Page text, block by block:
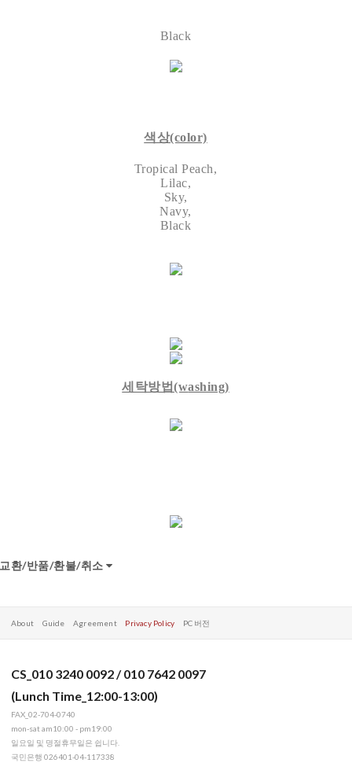
Black
색상(color)
Tropical Peach,
Lilac,
Sky,
Navy,
Black
세탁방법(washing)
교환/반품/환불/취소
About Guide Agreement Privacy Policy PC 버전
CS_010 3240 0092 / 010 7642 0097
(Lunch Time_12:00-13:00)
FAX_02-704-0740
mon-sat am10:00 - pm19:00
일요일 및 명절휴무일은 쉽니다.
국민은행 026401-04-117338